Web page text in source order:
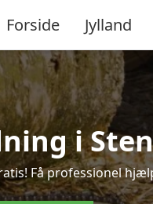
Forside Jylland
i
Få professionel